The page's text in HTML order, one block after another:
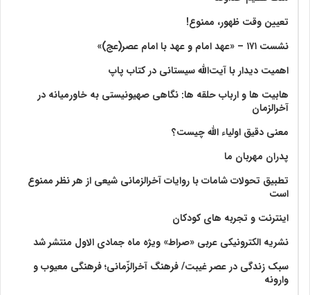
تعیین وقت ظهور، ممنوع!
نشست ۱۷۱ – «عهد امام و عهد با امام عصر(عج)»
اهمیت دیدار با آیت‌الله سیستانی در کتاب پاپ
هابیت ها و ارباب حلقه ها: نگاهی صهیونیستی به خاورمیانه در
آخرالزمان
معنی دقیق اولیاء الله چیست؟
پدران مهربان ما
تطبیق تحولات شامات با روایات آخرالزمانی شیعی از هر نظر ممنوع
است
اینترنت و تجربه های کودکان
نشریه الکترونیکی عربی «صراط» ویژه ماه جمادی الاول منتشر شد
سبک زندگی در عصر غیبت/ فرهنگ آخرالزّمانی؛ فرهنگی معیوب و
وارونه